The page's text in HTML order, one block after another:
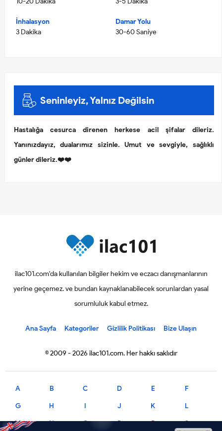
İnhalasyon
3 Dakika
Damar Yolu
30-60 Saniye
Seninleyiz, Yalnız Değilsin
Hastalığa cesurca direnen herkese acil şifalar dileriz.
Yanınızdayız, dualarımız sizinle. Umut ve sevgiyle, sağlıklı
günler dileriz.❤️❤️
ilac101.com'da kullanılan bilgiler hekim ve eczacı danışmanlarının
yerine geçemez. ve bundan kaynaklanabilecek sorunlardan yasal
sorumluluk kabul etmez.
Ana Sayfa Kategoriler Gizlilik Politikası Bize Ulaşın
© 2009 - 2026 ilac101.com. Her hakkı saklıdır
A B C D E F
G H I J K L
M N O P R S